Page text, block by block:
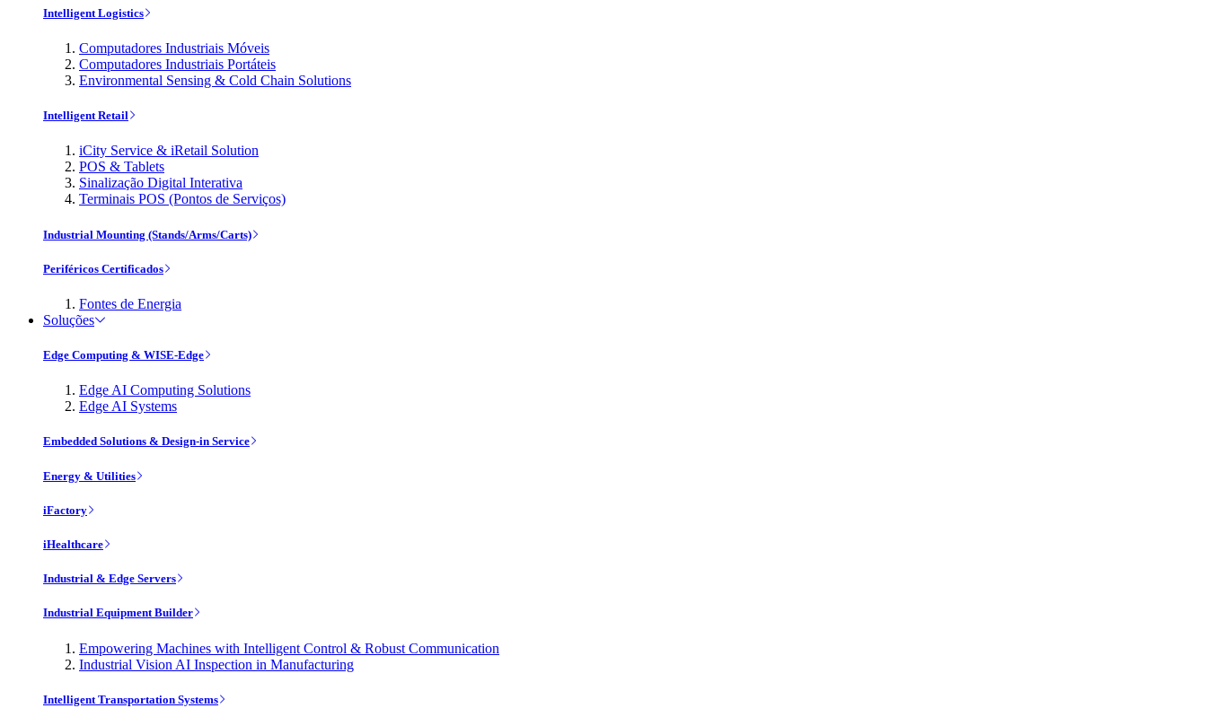
Intelligent Logistics
Computadores Industriais Móveis
Computadores Industriais Portáteis
Environmental Sensing & Cold Chain Solutions
Intelligent Retail
iCity Service & iRetail Solution
POS & Tablets
Sinalização Digital Interativa
Terminais POS (Pontos de Serviços)
Industrial Mounting (Stands/Arms/Carts)
Periféricos Certificados
Fontes de Energia
Soluções
Edge Computing & WISE-Edge
Edge AI Computing Solutions
Edge AI Systems
Embedded Solutions & Design-in Service
Energy & Utilities
iFactory
iHealthcare
Industrial & Edge Servers
Industrial Equipment Builder
Empowering Machines with Intelligent Control & Robust Communication
Industrial Vision AI Inspection in Manufacturing
Intelligent Transportation Systems